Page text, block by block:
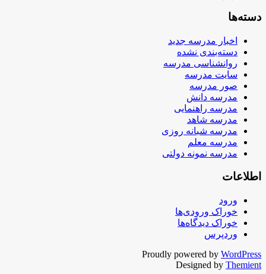
دسته‌ها
اخبار مدرسه جدید
دسته‌بندی نشده
روانشناسی مدرسه
سایت مدرسه
صور مدرسه
مدرسه دانش
مدرسه راهنمایی
مدرسه شاهد
مدرسه شبانه روزی
مدرسه معلم
مدرسه نمونه دولتی
اطلاعات
ورود
خوراک ورودی‌ها
خوراک دیدگاه‌ها
وردپرس
Proudly powered by WordPress
Designed by Themient